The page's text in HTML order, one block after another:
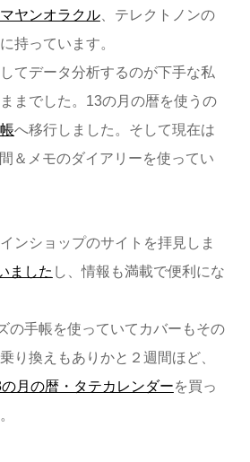
マヤンオラクル、テレクトノンの
持っています。
てデータ分析するのが下手な私
までした。13の月の暦を使うの
へ移行しました。そして現在は
＆メモのダイアリーを使ってい
ンショップのサイトを拝見しま
ました し、情報も満載で便利にな
の手帳を使っていてカバーもその
り換えもありかと２週間ほど、
月の暦・タテカレンダーを買っ